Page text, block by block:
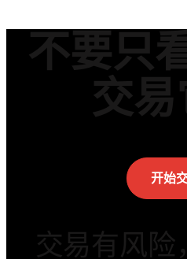
不要只
交易
开始
交易有风